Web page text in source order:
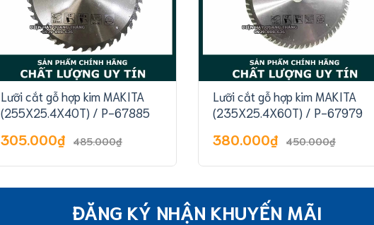
Lưỡi cắt gỗ hợp kim MAKITA
(255X25.4X40T) / P-67885
305.000₫ 485.000₫
Lưỡi cắt gỗ hợp kim MAKITA
(235X25.4X60T) / P-67979
380.000₫ 450.000₫
ĐĂNG KÝ NHẬN KHUYẾN MÃI